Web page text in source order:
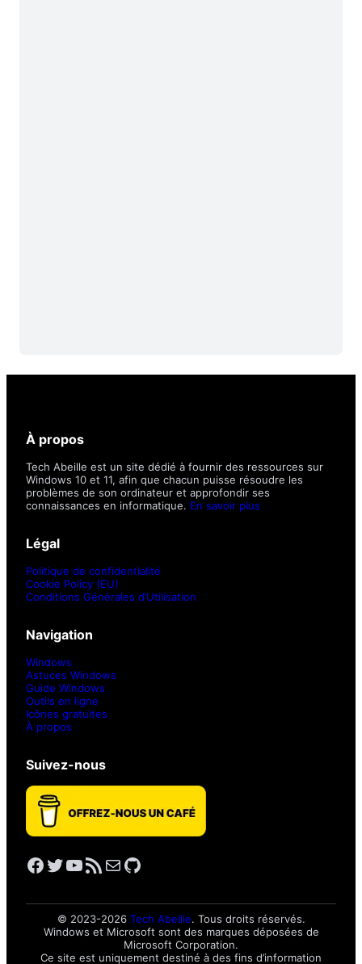
À propos
Tech Abeille est un site dédié à fournir des ressources sur
Windows 10 et 11, afin que chacun puisse résoudre les
problèmes de son ordinateur et approfondir ses
connaissances en informatique. En savoir plus
Légal
Politique de confidentialité
Cookie Policy (EU)
Conditions Générales d’Utilisation
Navigation
Windows
Astuces Windows
Guide Windows
Outils en ligne
Icônes gratuites
À propos
Suivez-nous
Facebook Twitter YouTube Flux RSS E-mail GitHub
© 2023-2026 Tech Abeille. Tous droits réservés.
Windows et Microsoft sont des marques déposées de
Microsoft Corporation.
Ce site est uniquement destiné à des fins d’information